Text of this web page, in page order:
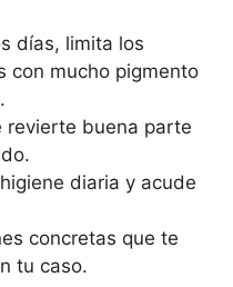
días, limita los
con mucho pigmento
revierte buena parte
diaria y acude
concretas que te
tu caso.